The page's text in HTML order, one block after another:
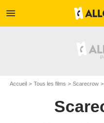
menu
Accueil Tous les films Scarecrow